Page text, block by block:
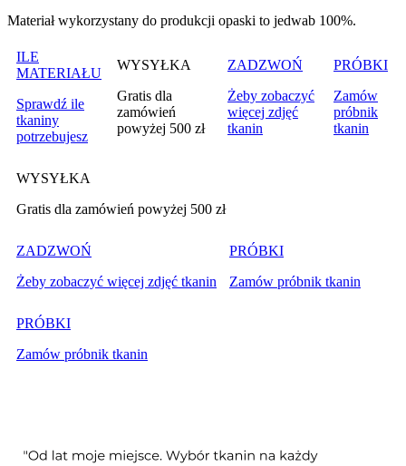
Materiał wykorzystany do produkcji opaski to jedwab 100%.
ILE
MATERIAŁU
Sprawdź ile
tkaniny
potrzebujesz
WYSYŁKA
Gratis dla
zamówień
powyżej 500 zł
ZADZWOŃ
Żeby zobaczyć
więcej zdjęć
tkanin
PRÓBKI
Zamów
próbnik
tkanin
WYSYŁKA
Gratis dla zamówień powyżej 500 zł
ZADZWOŃ
Żeby zobaczyć więcej zdjęć tkanin
PRÓBKI
Zamów próbnik tkanin
PRÓBKI
Zamów próbnik tkanin